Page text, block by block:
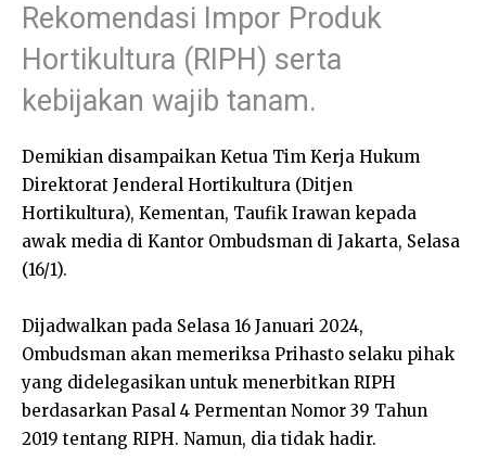
Rekomendasi Impor Produk
Hortikultura (RIPH) serta
kebijakan wajib tanam.
Demikian disampaikan Ketua Tim Kerja Hukum
Direktorat Jenderal Hortikultura (Ditjen
Hortikultura), Kementan, Taufik Irawan kepada
awak media di Kantor Ombudsman di Jakarta, Selasa
(16/1).
Dijadwalkan pada Selasa 16 Januari 2024,
Ombudsman akan memeriksa Prihasto selaku pihak
yang didelegasikan untuk menerbitkan RIPH
berdasarkan Pasal 4 Permentan Nomor 39 Tahun
2019 tentang RIPH. Namun, dia tidak hadir.